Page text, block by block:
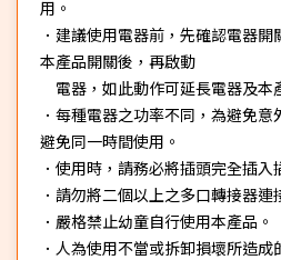
用。
．建議使用電器前，先確認電器
本產品開關後，再啟動
電器，如此動作可延長電器及本
．每種電器之功率不同，為避免
避免同一時間使用。
．使用時，請務必將插頭完全插入
．請勿將二個以上之多口轉接器連
．嚴格禁止幼童自行使用本產品。
．人為使用不當或拆卸損壞所造